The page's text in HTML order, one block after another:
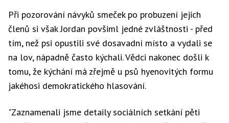
Při pozorování návyků smeček po probuzení jejich
členů si však Jordan povšiml jedné zvláštnosti - před
tím, než psi opustili své dosavadní místo a vydali se
na lov, nápadně často kýchali. Vědci nakonec došli k
tomu, že kýchání má zřejmě u psů hyenovitých formu
jakéhosi demokratického hlasování.
"Zaznamenali jsme detaily sociálních setkání pěti